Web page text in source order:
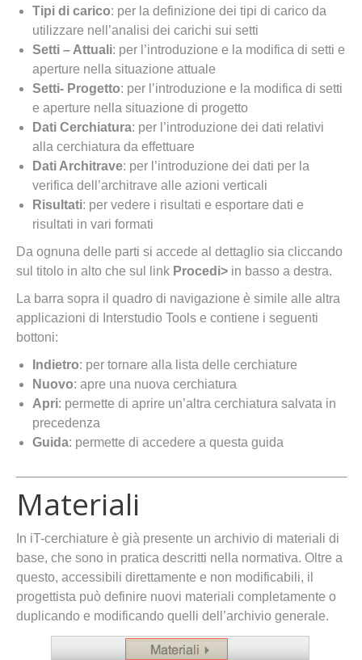
Tipi di carico: per la definizione dei tipi di carico da
utilizzare nell’analisi dei carichi sui setti
Setti – Attuali: per l’introduzione e la modifica di setti e
aperture nella situazione attuale
Setti- Progetto: per l’introduzione e la modifica di setti
e aperture nella situazione di progetto
Dati Cerchiatura: per l’introduzione dei dati relativi
alla cerchiatura da effettuare
Dati Architrave: per l’introduzione dei dati per la
verifica dell’architrave alle azioni verticali
Risultati: per vedere i risultati e esportare dati e
risultati in vari formati
Da ognuna delle parti si accede al dettaglio sia cliccando
sul titolo in alto che sul link Procedi> in basso a destra.
La barra sopra il quadro di navigazione è simile alle altra
applicazioni di Interstudio Tools e contiene i seguenti
bottoni:
Indietro: per tornare alla lista delle cerchiature
Nuovo: apre una nuova cerchiatura
Apri: permette di aprire un’altra cerchiatura salvata in
precedenza
Guida: permette di accedere a questa guida
Materiali
In iT-cerchiature è già presente un archivio di materiali di
base, che sono in pratica descritti nella normativa. Oltre a
questo, accessibili direttamente e non modificabili, il
progettista può definire nuovi materiali completamente o
duplicando e modificando quelli dell’archivio generale.